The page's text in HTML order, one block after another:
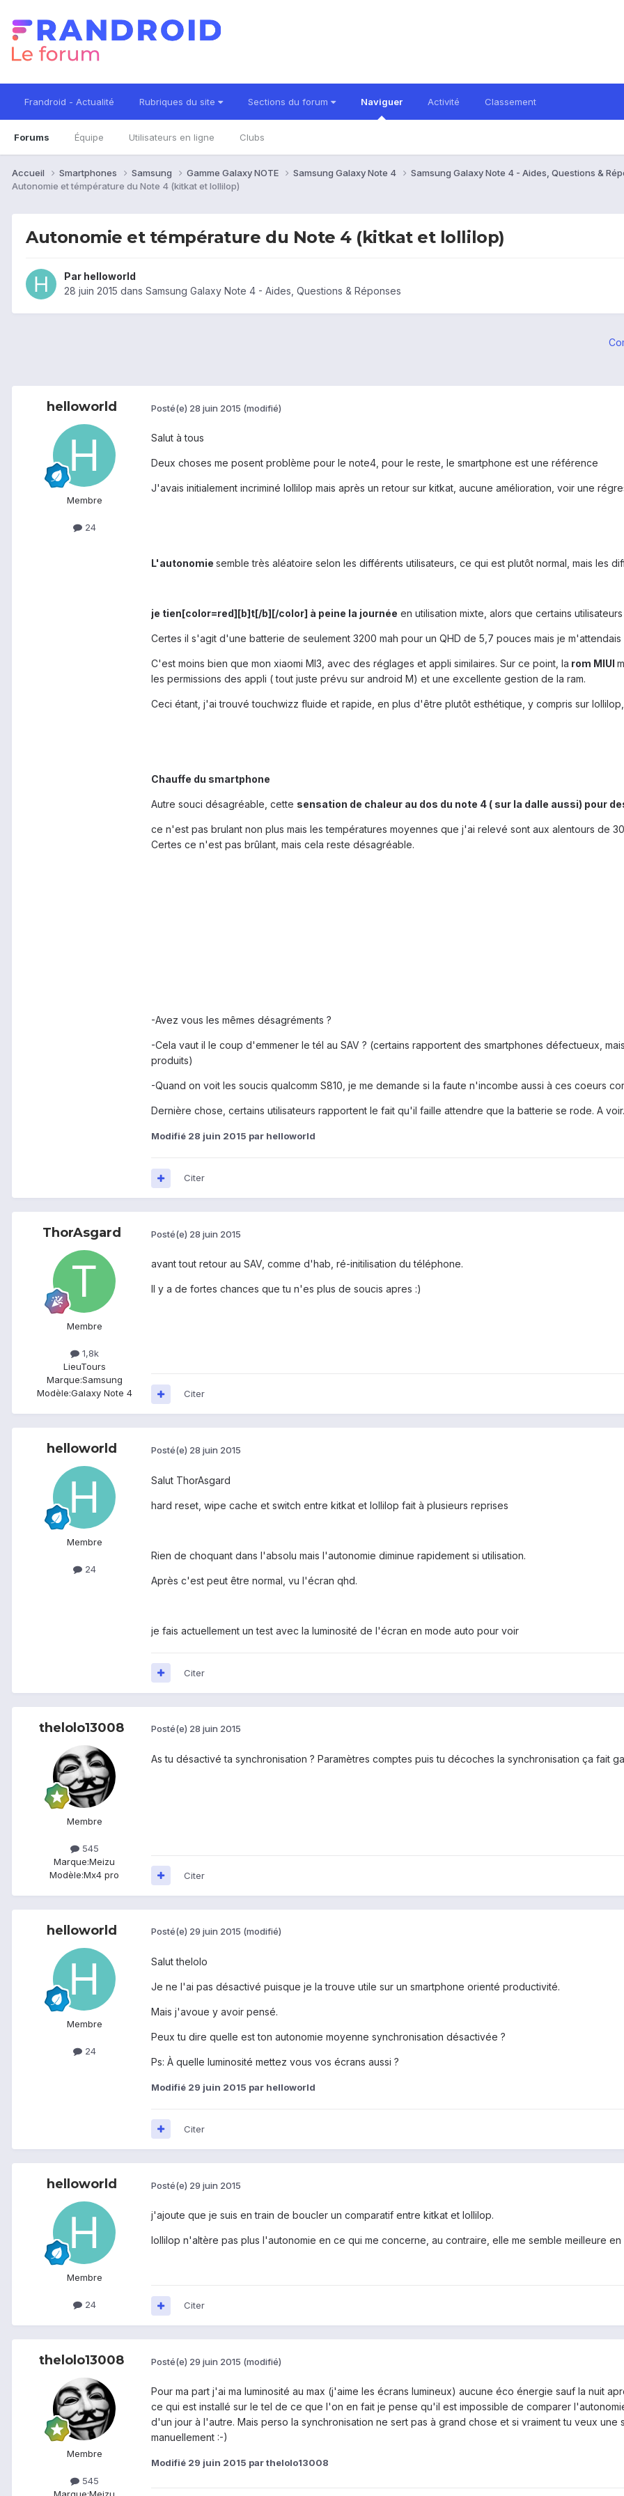
Frandroid - Actualité Rubriques du site Sections du forum Naviguer
Forums Équipe Utilisateurs en ligne Clubs
Activité Classement
Accueil Smartphones Samsung Gamme Galaxy NOTE Samsung Galaxy Note 4
Samsung Galaxy Note 4 - Aides, Questions &
Autonomie et témpérature du Note 4 (kitkat et lollilop)
Autonomie et témpérature du Note 4 (kitkat et lollilop)
Par helloworld
28 juin 2015 dans Samsung Galaxy Note 4 - Aides, Questions & Réponses
helloworld
Membre
24
Posté(e) 28 juin 2015 (modifié)
Salut à tous
Deux choses me posent problème pour le note4, pour le reste, le smartphone est une référence
J'avais initialement incriminé lollilop mais après un retour sur kitkat, aucune amélioration, voir une
L'autonomie semble très aléatoire selon les différents utilisateurs, ce qui est plutôt normal, mais les
je tien[color=red][b]t[/b][/color] à peine la journée en utilisation mixte, alors que certains
Certes il s'agit d'une batterie de seulement 3200 mah pour un QHD de 5,7 pouces mais je
C'est moins bien que mon xiaomi MI3, avec des réglages et appli similaires. Sur ce point, la rom MIUI
les permissions des appli ( tout juste prévu sur android M) et une excellente gestion de la ram.
Ceci étant, j'ai trouvé touchwizz fluide et rapide, en plus d'être plutôt esthétique, y compris sur
Chauffe du smartphone
Autre souci désagréable, cette sensation de chaleur au dos du note 4 ( sur la dalle aussi) pour
ce n'est pas brulant non plus mais les températures moyennes que j'ai relevé sont aux alentours de
Certes ce n'est pas brûlant, mais cela reste désagréable.
-Avez vous les mêmes désagréments ?
-Cela vaut il le coup d'emmener le tél au SAV ? (certains rapportent des smartphones défectueux,
produits)
-Quand on voit les soucis qualcomm S810, je me demande si la faute n'incombe aussi à ces coeurs
Dernière chose, certains utilisateurs rapportent le fait qu'il faille attendre que la batterie se rode. A voir.
Modifié 28 juin 2015 par helloworld
Citer
ThorAsgard
Membre
1,8k
LieuTours
Marque:Samsung
Modèle:Galaxy Note 4
Posté(e) 28 juin 2015
avant tout retour au SAV, comme d'hab, ré-initilisation du téléphone.
Il y a de fortes chances que tu n'es plus de soucis apres :)
Citer
helloworld
Membre
24
Posté(e) 28 juin 2015
Salut ThorAsgard
hard reset, wipe cache et switch entre kitkat et lollilop fait à plusieurs reprises
Rien de choquant dans l'absolu mais l'autonomie diminue rapidement si utilisation.
Après c'est peut être normal, vu l'écran qhd.
je fais actuellement un test avec la luminosité de l'écran en mode auto pour voir
Citer
thelolo13008
Membre
545
Marque:Meizu
Modèle:Mx4 pro
Posté(e) 28 juin 2015
As tu désactivé ta synchronisation ? Paramètres comptes puis tu décoches la synchronisation ça fait
Citer
helloworld
Membre
24
Posté(e) 29 juin 2015 (modifié)
Salut thelolo
Je ne l'ai pas désactivé puisque je la trouve utile sur un smartphone orienté productivité.
Mais j'avoue y avoir pensé.
Peux tu dire quelle est ton autonomie moyenne synchronisation désactivée ?
Ps: À quelle luminosité mettez vous vos écrans aussi ?
Modifié 29 juin 2015 par helloworld
Citer
helloworld
Membre
24
Posté(e) 29 juin 2015
j'ajoute que je suis en train de boucler un comparatif entre kitkat et lollilop.
lollilop n'altère pas plus l'autonomie en ce qui me concerne, au contraire, elle me semble meilleure en
Citer
thelolo13008
Membre
545
Posté(e) 29 juin 2015 (modifié)
Pour ma part j'ai ma luminosité au max (j'aime les écrans lumineux) aucune éco énergie sauf la nuit
ce qui est installé sur le tel de ce que l'on en fait je pense qu'il est impossible de comparer
d'un jour à l'autre. Mais perso la synchronisation ne sert pas à grand chose et si vraiment tu veux
manuellement :-)
Modifié 29 juin 2015 par thelolo13008